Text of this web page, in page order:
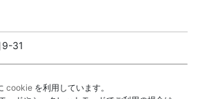
9-31
cookie を利用しています。